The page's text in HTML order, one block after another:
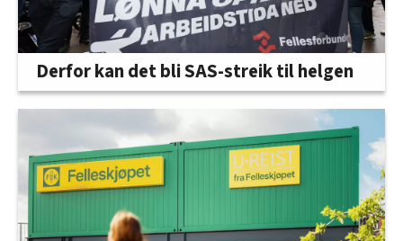
Derfor kan det bli SAS-streik til helgen